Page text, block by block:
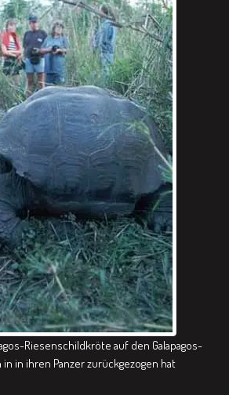
Riesenschildkröte auf den Galapagos-
in ihren Panzer zurückgezogen hat